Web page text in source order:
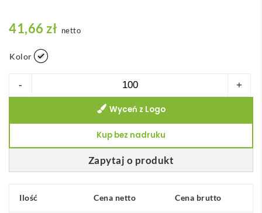
41,66 zł netto
Kolor
-
Zeszyt
o
+
Zapytaj o produkt
Wyceń z Logo
Kup bez nadruku
Ilość Cena netto Cena brutto